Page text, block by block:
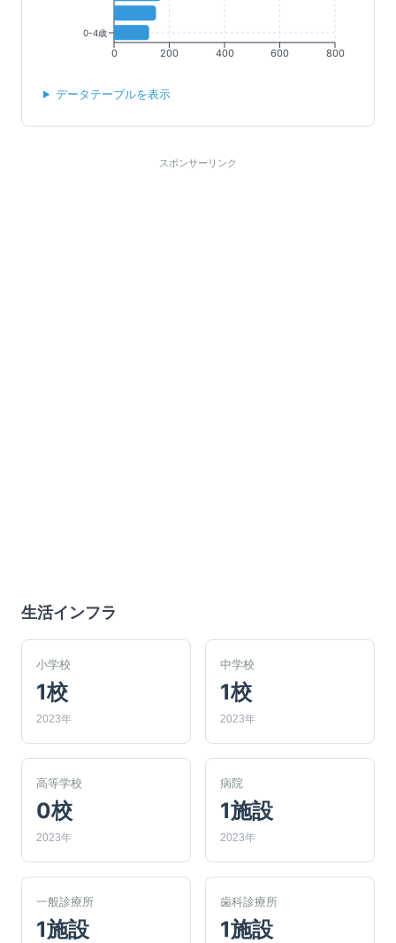
0 200 400 600 800
0-4歳
データテーブルを表示
スポンサーリンク
生活インフラ
小学校
1校
2023年
中学校
1校
2023年
高等学校
0校
2023年
病院
1施設
2023年
一般診療所
1施設
歯科診療所
1施設